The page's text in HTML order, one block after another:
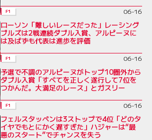
F1 06-16
ローソン「難しいレースだった」レーシング
ブルズは2戦連続ダブル入賞、アルピーヌに
は及ばずも代表は進歩を評価
F1 06-16
予選で不調のアルピーヌがトップ10圏外から
ダブル入賞「すべてを正しく遂行して7位を
つかんだ。大満足のレース」とガスリー
F1 06-16
フェルスタッペンは3ストップで4位「どのタ
イヤでもとにかく遅すぎた」ハジャーは“最
悪のスタート”でチャンスを失う